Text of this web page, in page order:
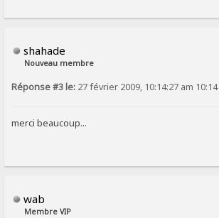
shahade
Nouveau membre
Réponse #3 le: 27 février 2009, 10:14:27 am 10:14
merci beaucoup...
wab
Membre VIP